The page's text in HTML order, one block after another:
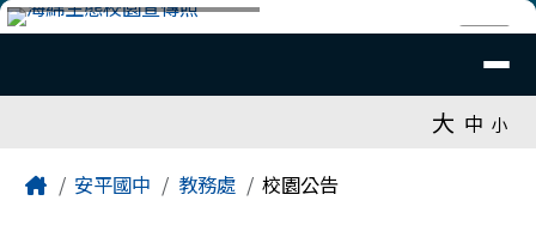
跳至主內容區
臺南市安平國中全球資訊網
大 中 小
主內容區域
Home安平國中 教務處 校園公告
頁尾區域